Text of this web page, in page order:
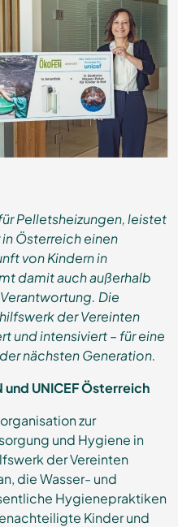
Pelletsheizungen, leistet
Österreich einen
von Kindern in
damit auch außerhalb
Die
der Vereinten
und intensiviert – für eine
nächsten Generation.
UNICEF Österreich
zur
und Hygiene in
der Vereinten
die Wasser- und
Hygienepraktiken
Kinder und